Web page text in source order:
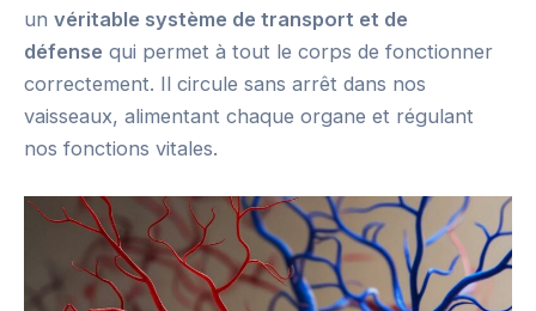
un véritable système de transport et de
défense qui permet à tout le corps de fonctionner
correctement. Il circule sans arrêt dans nos
vaisseaux, alimentant chaque organe et régulant
nos fonctions vitales.